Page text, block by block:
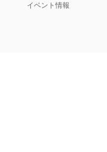
イベント情報